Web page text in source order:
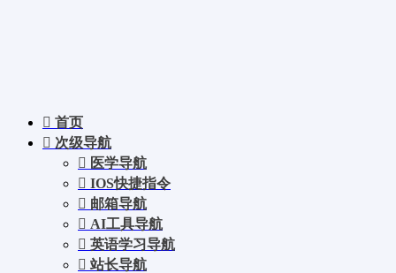
首页
次级导航
医学导航
IOS快捷指令
邮箱导航
AI工具导航
英语学习导航
站长导航